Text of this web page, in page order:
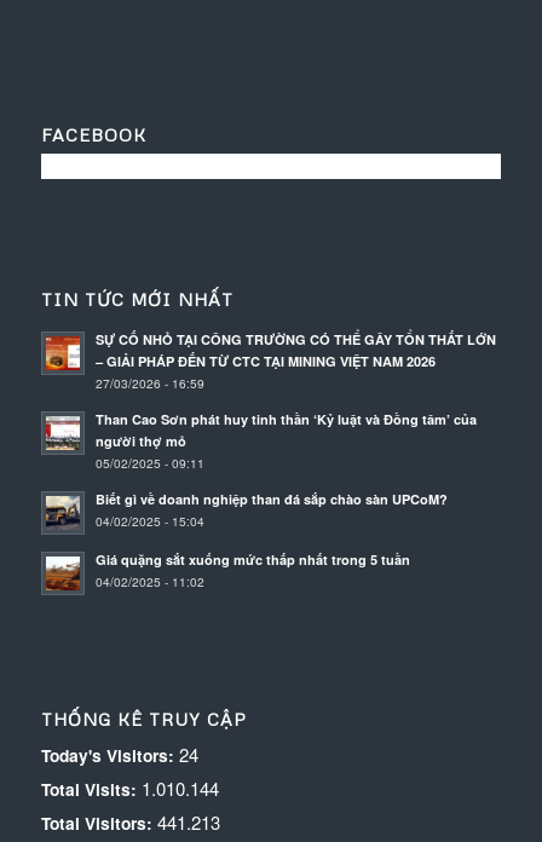
FACEBOOK
TIN TỨC MỚI NHẤT
SỰ CỐ NHỎ TẠI CÔNG TRƯỜNG CÓ THỂ GÂY TỔN THẤT LỚN
– GIẢI PHÁP ĐẾN TỪ CTC TẠI MINING VIỆT NAM 2026
27/03/2026 - 16:59
Than Cao Sơn phát huy tinh thần ‘Kỷ luật và Đồng tâm’ của
người thợ mỏ
05/02/2025 - 09:11
Biết gì về doanh nghiệp than đá sắp chào sàn UPCoM?
04/02/2025 - 15:04
Giá quặng sắt xuống mức thấp nhất trong 5 tuần
04/02/2025 - 11:02
THỐNG KÊ TRUY CẬP
Today's Visitors: 24
Total Visits: 1.010.144
Total Visitors: 441.213